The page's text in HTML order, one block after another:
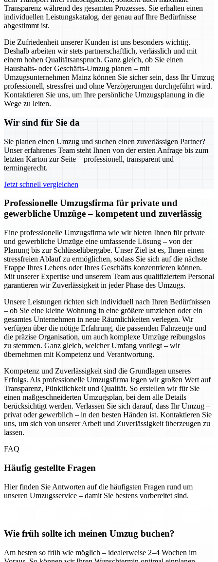
Transparenz während des gesamten Prozesses. Sie erhalten einen
individuellen Leistungskatalog, der genau auf Ihre Bedürfnisse
abgestimmt ist.
Die Zufriedenheit unserer Kunden ist uns besonders wichtig.
Deshalb arbeiten wir stets partnerschaftlich, verlässlich und mit
einem hohen Qualitätsanspruch. Ganz gleich, ob Sie einen
Haushalts- oder Geschäfts-Umzug planen – mit
Umzugsunternehmen Mainz können Sie sicher sein, dass Ihr Umzug
professionell, stressfrei und ohne Verzögerungen durchgeführt wird.
Kontaktieren Sie uns, um Ihre persönliche Umzugsplanung in die
Wege zu leiten.
Wir sind für Sie da
Sie planen einen Umzug und suchen einen zuverlässigen Partner?
Unser erfahrenes Team steht Ihnen von der ersten Anfrage bis zum
letzten Karton zur Seite – professionell, transparent und
termingerecht.
Jetzt schnell vergleichen
Professionelle Umzugsfirma für private und
gewerbliche Umzüge – kompetent und zuverlässig
Eine professionelle Umzugsfirma wie wir bieten Ihnen für private
und gewerbliche Umzüge eine umfassende Lösung – von der
Planung bis zur Schlüsselübergabe. Unser Ziel ist es, Ihnen einen
stressfreien Ablauf zu ermöglichen, sodass Sie sich auf die nächste
Etappe Ihres Lebens oder Ihres Geschäfts konzentrieren können.
Mit unserer Expertise und unserem Team aus qualifiziertem Personal
garantieren wir Zuverlässigkeit in jeder Phase des Umzugs.
Unsere Leistungen richten sich individuell nach Ihren Bedürfnissen
– ob Sie eine kleine Wohnung in eine größere umziehen oder ein
gesamtes Unternehmen in neue Räumlichkeiten verlegen. Wir
verfügen über die nötige Erfahrung, die passenden Fahrzeuge und
die präzise Organisation, um auch komplexe Umzüge reibungslos
zu stemmen. Ganz gleich, welcher Umfang vorliegt – wir
übernehmen mit Kompetenz und Verantwortung.
Kompetenz und Zuverlässigkeit sind die Grundlagen unseres
Erfolgs. Als professionelle Umzugsfirma legen wir großen Wert auf
Transparenz, Pünktlichkeit und Qualität. So erstellen wir für Sie
einen maßgeschneiderten Umzugsplan, bei dem alle Details
berücksichtigt werden. Verlassen Sie sich darauf, dass Ihr Umzug –
privat oder gewerblich – in den besten Händen ist. Kontaktieren Sie
uns, um sich von unserer Arbeit und Zuverlässigkeit überzeugen zu
lassen.
FAQ
Häufig gestellte Fragen
Hier finden Sie Antworten auf die häufigsten Fragen rund um
unseren Umzugsservice – damit Sie bestens vorbereitet sind.
Wie früh sollte ich meinen Umzug buchen?
Am besten so früh wie möglich – idealerweise 2–4 Wochen im